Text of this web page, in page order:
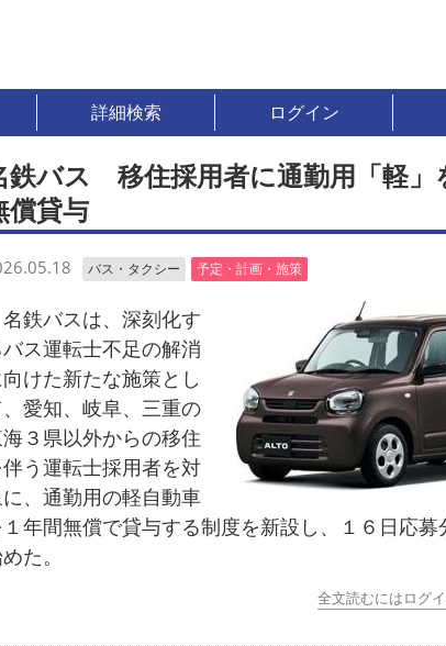
詳細検索 ログイン
鉄バス 移住採用者に通勤用「軽」
償貸与
バス・タクシー 予定・計画・施策
鉄バスは、深刻化す
バス運転士不足の解消
けた新たな施策とし
愛知、岐阜、三重の
３県以外からの移住
伴う運転士採用者を対
、通勤用の軽自動車
１年間無償で貸与する制度を新設し、１６日応募
た。
全文読むにはログ